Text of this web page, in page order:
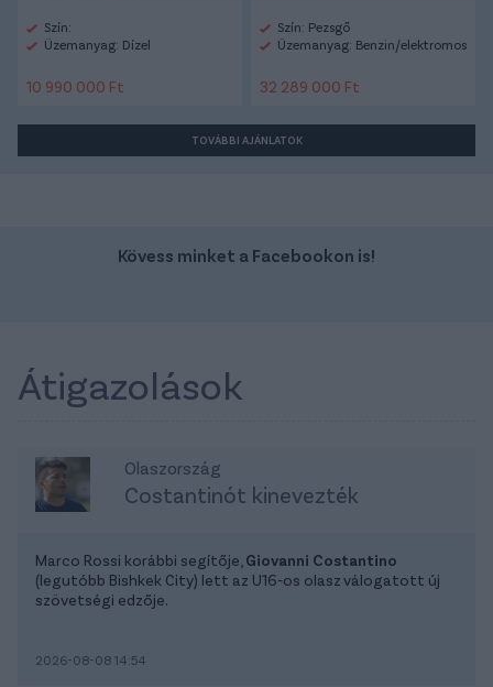
Szín:
Üzemanyag: Dízel
10 990 000 Ft
Szín: Pezsgő
Üzemanyag: Benzin/elektromos
32 289 000 Ft
TOVÁBBI AJÁNLATOK
Kövess minket a Facebookon is!
Átigazolások
Olaszország
Costantinót kinevezték
Marco Rossi korábbi segítője, Giovanni Costantino
(legutóbb Bishkek City) lett az U16-os olasz válogatott új
szövetségi edzője.
2026-08-08 14:54